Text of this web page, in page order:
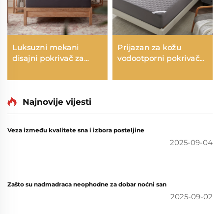
Luksuzni mekani
disajni pokrivač za
džepovima protiv
hladnjak od bambusa
s kvržicama (siva)
Prijazan za kožu
vodootporni pokrivač
meki punjeni pokrivač
pokrivač za madrac
Najnovije vijesti
Veza između kvalitete sna i izbora posteljine
2025-09-04
Zašto su nadmadraca neophodne za dobar noćni san
2025-09-02